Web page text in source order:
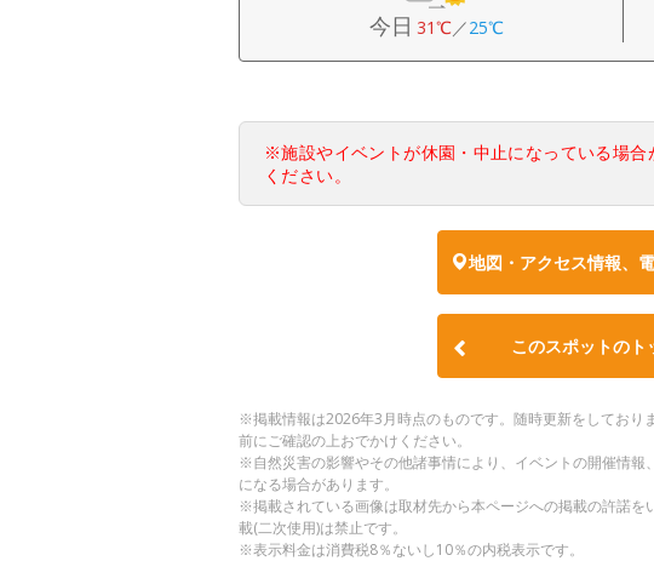
今日 31℃／25℃
※施設やイベントが休園・中止になっている場
ください。
地図・アクセス情報、
このスポットのト
※掲載情報は2026年3月時点のものです。随時更新をしており
前にご確認の上おでかけください。
※自然災害の影響やその他諸事情により、イベントの開催情
になる場合があります。
※掲載されている画像は取材先から本ページへの掲載の許諾
載(二次使用)は禁止です。
※表示料金は消費税8％ないし10％の内税表示です。